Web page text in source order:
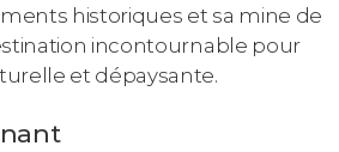
historiques et sa mine de
incontournable pour
et dépaysante.